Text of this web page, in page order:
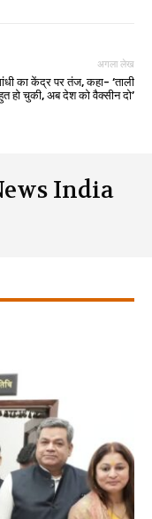
अगला लेख
का केंद्र पर तंज, कहा- ‘ताली
हो चुकी, अब देश को वैक्सीन दो’
India